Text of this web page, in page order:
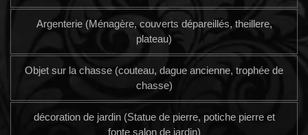
Argenterie (Ménagère, couverts dépareillés, theillere,
plateau)
Objet sur la chasse (couteau, dague ancienne, trophée de
chasse)
décoration de jardin (Statue de pierre, potiche pierre et
fonte salon de jardin)